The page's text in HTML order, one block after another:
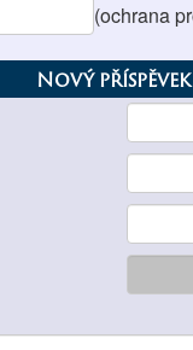
(ochrana
Nový příspěvek